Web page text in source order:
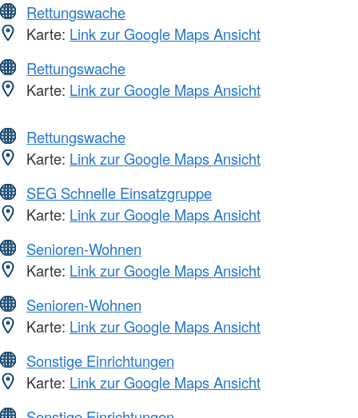
Rettungswache
Karte: Link zur Google Maps Ansicht
Rettungswache
Karte: Link zur Google Maps Ansicht
Rettungswache
Karte: Link zur Google Maps Ansicht
SEG Schnelle Einsatzgruppe
Karte: Link zur Google Maps Ansicht
Senioren-Wohnen
Karte: Link zur Google Maps Ansicht
Senioren-Wohnen
Karte: Link zur Google Maps Ansicht
Sonstige Einrichtungen
Karte: Link zur Google Maps Ansicht